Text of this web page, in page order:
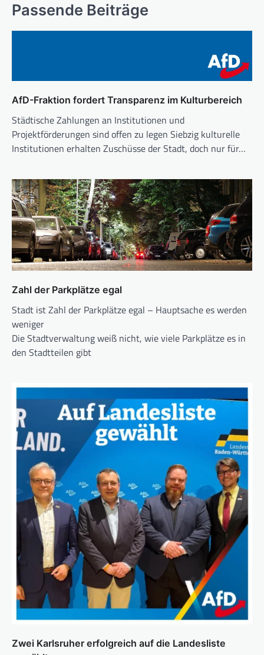
Passende Beiträge
AfD-Fraktion fordert Transparenz im Kulturbereich
Städtische Zahlungen an Institutionen und
Projektförderungen sind offen zu legen Siebzig kulturelle
Institutionen erhalten Zuschüsse der Stadt, doch nur für…
Zahl der Parkplätze egal
Stadt ist Zahl der Parkplätze egal – Hauptsache es werden
weniger
Die Stadtverwaltung weiß nicht, wie viele Parkplätze es in
den Stadtteilen gibt
Zwei Karlsruher erfolgreich auf die Landesliste